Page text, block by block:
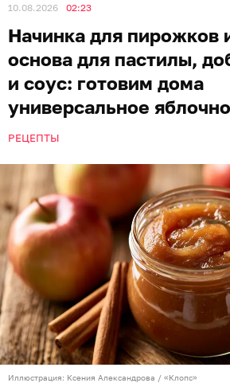
10.08.2026 02:23
Начинка для пирожков
основа для пастилы,
и соус: готовим дома
универсальное
РЕЦЕПТЫ
Иллюстрация: Ксения Александрова / «Клопс»